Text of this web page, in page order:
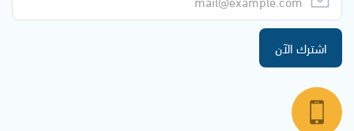
اشترك الآن